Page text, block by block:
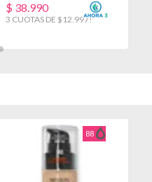
$ 38.990
3 CUOTAS DE $12.997!
88